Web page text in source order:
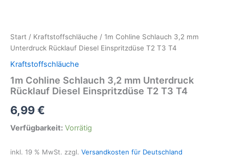
Start / Kraftstoffschläuche / 1m Cohline Schlauch 3,2 mm
Unterdruck Rücklauf Diesel Einspritzdüse T2 T3 T4
Kraftstoffschläuche
1m Cohline Schlauch 3,2 mm Unterdruck
Rücklauf Diesel Einspritzdüse T2 T3 T4
6,99€
Verfügbarkeit: Vorrätig
inkl. 19 % MwSt. zzgl. Versandkosten für Deutschland